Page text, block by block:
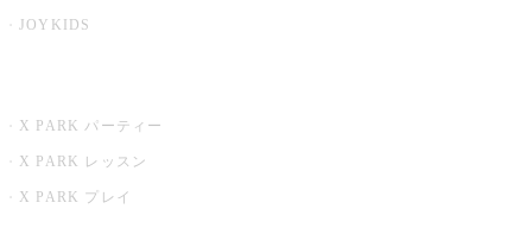
JOYKIDS
X PARK パーティー
X PARK レッスン
X PARK プレイ